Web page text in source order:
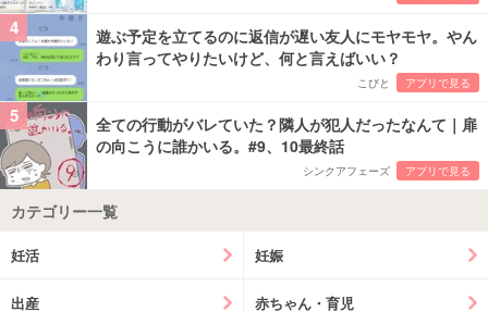
4
遊ぶ予定を立てるのに返信が遅い友人にモヤモヤ。やん
わり言ってやりたいけど、何と言えばいい？
こびと アプリで見る
5
全ての行動がバレていた？隣人が犯人だったなんて｜扉
の向こうに誰かいる。#9、10最終話
シンクアフェーズ アプリで見る
カテゴリー一覧
妊活 妊娠
出産 赤ちゃん・育児